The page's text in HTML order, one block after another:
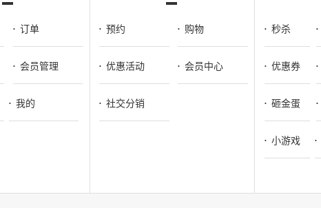
订单
会员管理
我的
预约 购物
优惠活动 会员中心
社交分销
秒杀
优惠券
砸金蛋
小游戏